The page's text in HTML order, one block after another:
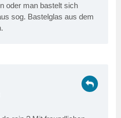
oder man bastelt sich
sog. Bastelglas aus dem